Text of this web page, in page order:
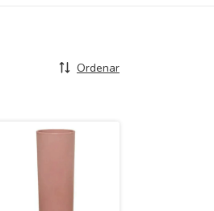
Ordenar